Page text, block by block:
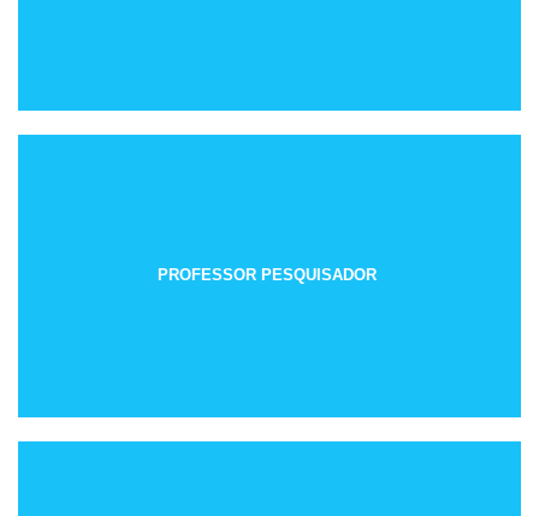
PROFESSOR PESQUISADOR